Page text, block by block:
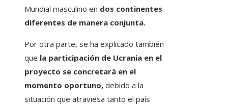
Mundial masculino en dos continentes
diferentes de manera conjunta.
Por otra parte, se ha explicado también
que la participación de Ucrania en el
proyecto se concretará en el
momento oportuno, debido a la
situación que atraviesa tanto el país